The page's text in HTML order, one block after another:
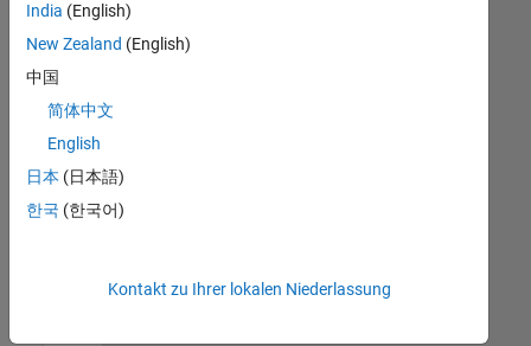
offenen
Stellen
können,
die
Ihren
entsprechen,
werden
unseres
India (English)
New Zealand (English)
中国
简体中文
English
日本 (日本語)
한국 (한국어)
Kontakt zu Ihrer lokalen Niederlassung